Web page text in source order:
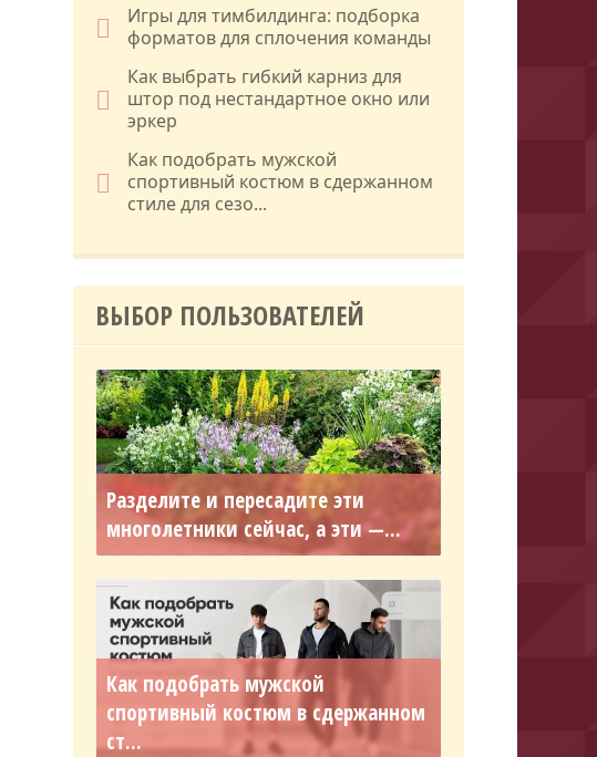
Игры для тимбилдинга: подборка
форматов для сплочения команды
Как выбрать гибкий карниз для
штор под нестандартное окно или
эркер
Как подобрать мужской
спортивный костюм в сдержанном
стиле для сезо...
ВЫБОР ПОЛЬЗОВАТЕЛЕЙ
Разделите и пересадите эти
многолетники сейчас, а эти —...
Как подобрать мужской
спортивный костюм в сдержанном
ст...